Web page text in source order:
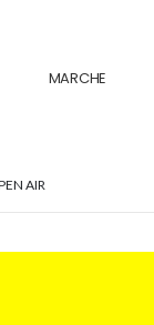
MARCHE
AIR